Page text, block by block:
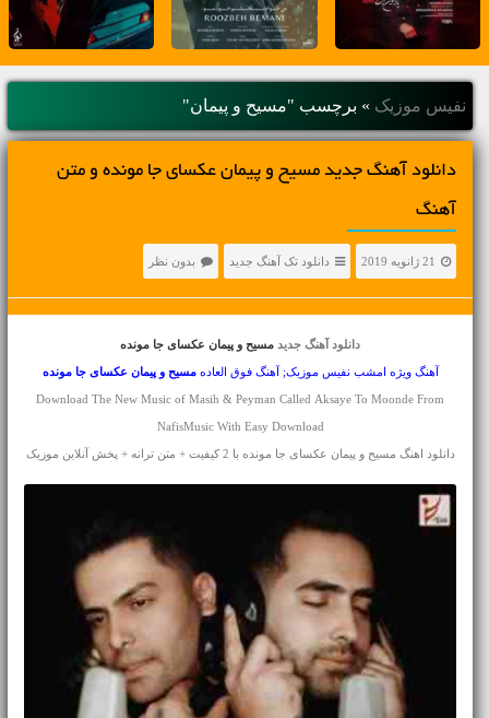
نفیس موزیک » برچسب "مسیح و پیمان"
دانلود آهنگ جديد مسیح و پیمان عکسای جا مونده و متن
آهنگ
21 ژانویه 2019 دانلود تک آهنگ جدید بدون نظر
دانلود آهنگ جدید مسیح و پیمان عکسای جا مونده
آهنگ ویژه امشب نفیس موزیک; آهنگ فوق العادهمسیح و پیمان عکسای جا مونده
Download The New Music of Masih & Peyman Called Aksaye To Moonde From
NafisMusic With Easy Download
دانلود اهنگ مسیح و پیمان عکسای جا مونده با 2 کیفیت + متن ترانه + پخش آنلاین موزیک